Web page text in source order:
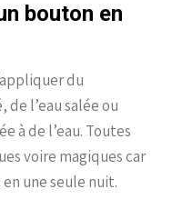
bouton en
du
l’eau salée ou
à de l’eau. Toutes
voire magiques car
une seule nuit.